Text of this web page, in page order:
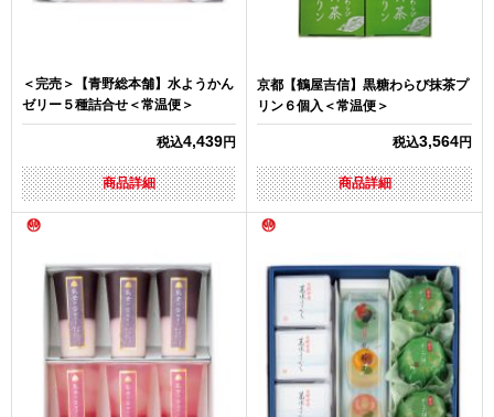
＜完売＞【青野総本舗】水ようかん
ゼリー５種詰合せ＜常温便＞
税込4,439円
商品詳細
京都【鶴屋吉信】黒糖わらび抹茶プ
リン６個入＜常温便＞
税込3,564円
商品詳細